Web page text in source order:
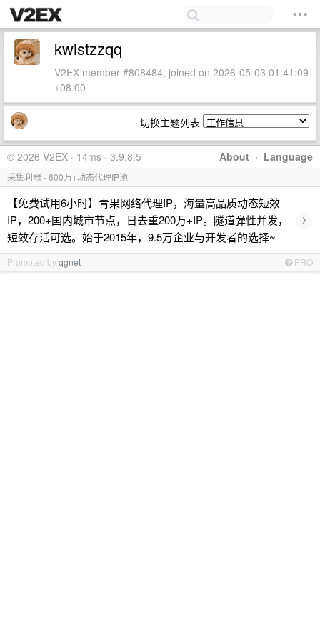
kwistzzqq
V2EX member #808484, joined on 2026-05-03 01:41:09
+08:00
切换主题列表
About · Language
© 2026 V2EX · 14ms · 3.9.8.5
采集利器 - 600万+动态代理IP池
【免费试用6小时】青果网络代理IP，海量高品质动态短效
IP，200+国内城市节点，日去重200万+IP。隧道弹性并发，
短效存活可选。始于2015年，9.5万企业与开发者的选择~
›
Promoted byqgnet PRO